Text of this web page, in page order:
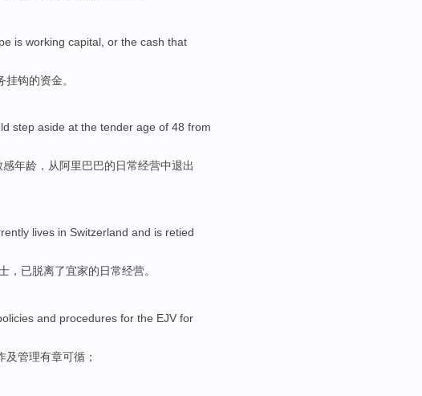
is working capital or the cash that
挂钩的资金。
step aside at the tender age of 48 from
感年龄 ， 从阿里巴巴的日常经营中退出
lives in Switzerland and is retied
， 已脱离了宜家的日常经营。
and procedures for the EJV for
及管理有章可循 ；